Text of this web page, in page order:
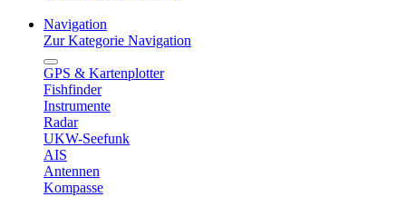
Navigation
Zur Kategorie Navigation
GPS & Kartenplotter
Fishfinder
Instrumente
Radar
UKW-Seefunk
AIS
Antennen
Kompasse